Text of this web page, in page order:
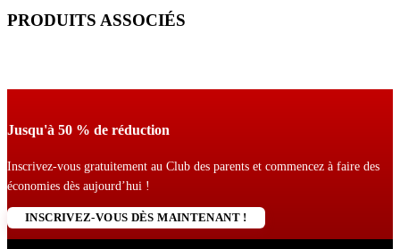
PRODUITS ASSOCIÉS
Jusqu'à 50 % de réduction
Inscrivez-vous gratuitement au Club des parents et commencez à faire des
économies dès aujourd’hui !
INSCRIVEZ-VOUS DÈS MAINTENANT !